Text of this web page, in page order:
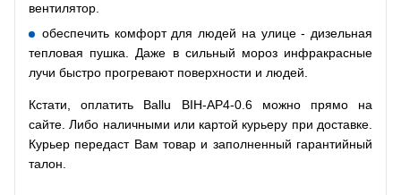
вентилятор.
обеспечить комфорт для людей на улице - дизельная
тепловая пушка. Даже в сильный мороз инфракрасные
лучи быстро прогревают поверхности и людей.
Кстати, оплатить Ballu BIH-AP4-0.6 можно прямо на
сайте. Либо наличными или картой курьеру при доставке.
Курьер передаст Вам товар и заполненный гарантийный
талон.